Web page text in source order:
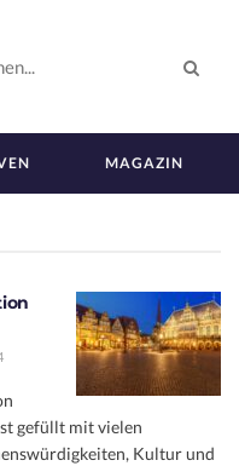
MAGAZIN
gefüllt mit vielen
Kultur und